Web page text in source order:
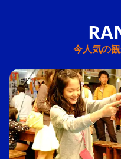
今人気の